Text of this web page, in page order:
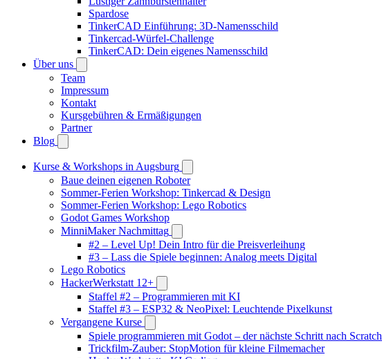
Spardose
TinkerCAD Einführung: 3D-Namensschild
Tinkercad-Würfel-Challenge
TinkerCAD: Dein eigenes Namensschild
Über uns
Team
Impressum
Kontakt
Kursgebühren & Ermäßigungen
Partner
Blog
Kurse & Workshops in Augsburg
Baue deinen eigenen Roboter
Sommer-Ferien Workshop: Tinkercad & Design
Sommer-Ferien Workshop: Lego Robotics
Godot Games Workshop
MinniMaker Nachmittag
#2 – Level Up! Dein Intro für die Preisverleihung
#3 – Lass die Spiele beginnen: Analog meets Digital
Lego Robotics
HackerWerkstatt 12+
Staffel #2 – Programmieren mit KI
Staffel #3 – ESP32 & NeoPixel: Leuchtende Pixelkunst
Vergangene Kurse
Spiele programmieren mit Godot – der nächste Schritt nach Scratch
Trickfilm-Zauber: StopMotion für kleine Filmemacher